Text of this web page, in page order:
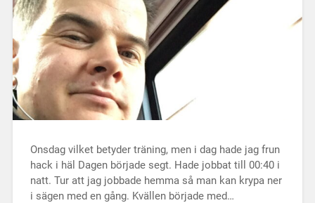
Onsdag vilket betyder träning, men i dag hade jag frun
hack i häl Dagen började segt. Hade jobbat till 00:40 i
natt. Tur att jag jobbade hemma så man kan krypa ner
i sägen med en gång. Kvällen började med…